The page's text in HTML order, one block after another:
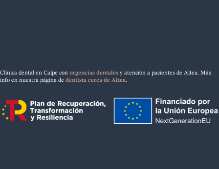
Clínica dental en Calpe con urgencias dentales y atención a pacientes de Altea. Más
info en nuestra página de dentista cerca de Altea.